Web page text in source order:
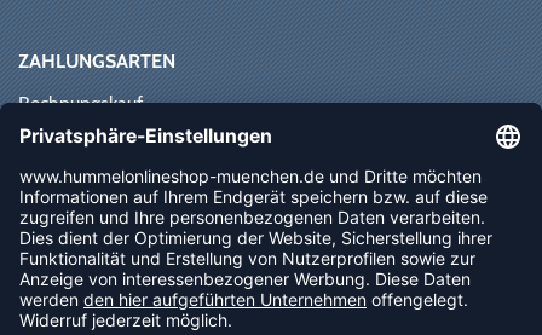
ZAHLUNGSARTEN
Rechnungskauf
Paypal
Vorkasse
Sofortüberweisung
NEWSLETTER